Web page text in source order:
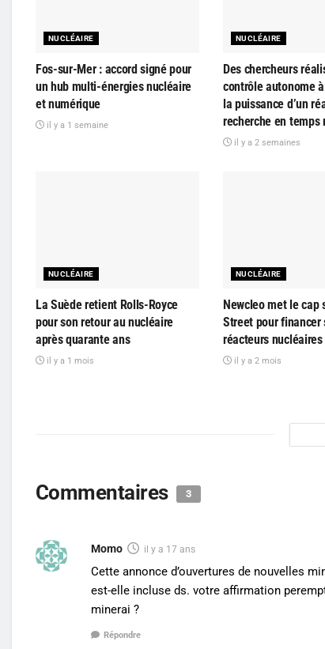
NUCLÉAIRE
Fos-sur-Mer : accord signé pour
un hub multi-énergies nucléaire
et numérique
il y a 1 semaine
NUCLÉAIRE
Des chercheurs
contrôle autonome
la puissance d’un
recherche en temps
il y a 2 semaines
NUCLÉAIRE
La Suède retient Rolls-Royce
pour son retour au nucléaire
après quarante ans
il y a 1 mois
NUCLÉAIRE
Newcleo met le cap
Street pour financer
réacteurs nucléaires
il y a 2 mois
Commentaires 3
Momo il y a 17 ans
Cette annonce d’ouvertures de nouvelles
est-elle incluse ds. votre affirmation
minerai ?
Répondre